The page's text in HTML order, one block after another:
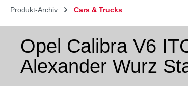
Produkt-Archiv Cars & Trucks
Opel Calibra V6
Alexander Wurz